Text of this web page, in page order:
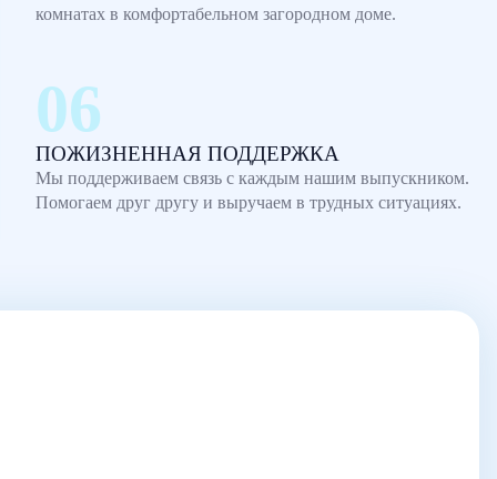
комнатах в комфортабельном загородном доме.
ПОЖИЗНЕННАЯ ПОДДЕРЖКА
Мы поддерживаем связь с каждым нашим выпускником.
Помогаем друг другу и выручаем в трудных ситуациях.